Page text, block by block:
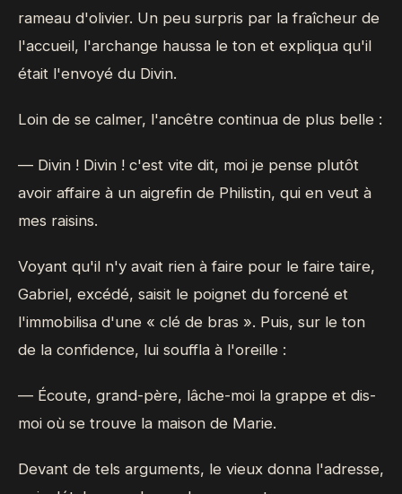
rameau d'olivier. Un peu surpris par la fraîcheur de
l'accueil, l'archange haussa le ton et expliqua qu'il
était l'envoyé du Divin.
Loin de se calmer, l'ancêtre continua de plus belle :
— Divin ! Divin ! c'est vite dit, moi je pense plutôt
avoir affaire à un aigrefin de Philistin, qui en veut à
mes raisins.
Voyant qu'il n'y avait rien à faire pour le faire taire,
Gabriel, excédé, saisit le poignet du forcené et
l'immobilisa d'une « clé de bras ». Puis, sur le ton
de la confidence, lui souffla à l'oreille :
— Écoute, grand-père, lâche-moi la grappe et dis-
moi où se trouve la maison de Marie.
Devant de tels arguments, le vieux donna l'adresse,